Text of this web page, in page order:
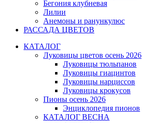
Бегония клубневая
Лилии
Анемоны и ранункулюс
РАССАДА ЦВЕТОВ
КАТАЛОГ
Луковицы цветов осень 2026
Луковицы тюльпанов
Луковицы гиацинтов
Луковицы нарциссов
Луковицы крокусов
Пионы осень 2026
Энциклопедия пионов
КАТАЛОГ ВЕСНА